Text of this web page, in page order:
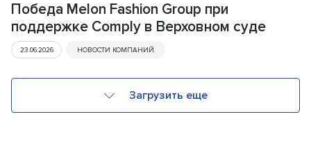
Победа Melon Fashion Group при
поддержке Comply в Верховном суде
23.06.2026 НОВОСТИ КОМПАНИЙ
Загрузить еще